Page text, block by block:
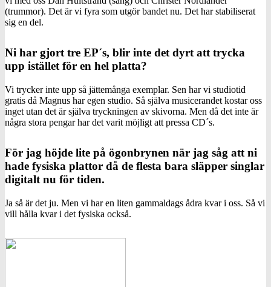
(trummor). Det är vi fyra som utgör bandet nu. Det har stabiliserat
sig en del.
Ni har gjort tre EP´s, blir inte det dyrt att trycka
upp istället för en hel platta?
Vi trycker inte upp så jättemånga exemplar. Sen har vi studiotid
gratis då Magnus har egen studio. Så själva musicerandet kostar oss
inget utan det är själva tryckningen av skivorna. Men då det inte är
några stora pengar har det varit möjligt att pressa CD´s.
För jag höjde lite på ögonbrynen när jag såg att ni
hade fysiska plattor då de flesta bara släpper singlar
digitalt nu för tiden.
Ja så är det ju. Men vi har en liten gammaldags ådra kvar i oss. Så vi
vill hålla kvar i det fysiska också.